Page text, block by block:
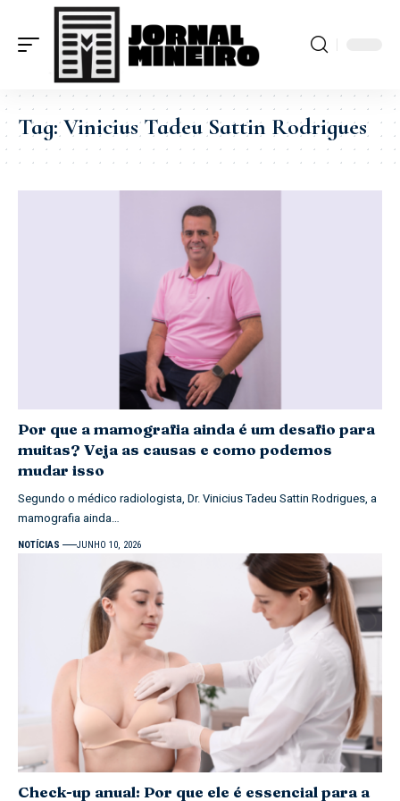
Tag:Vinicius Tadeu Sattin Rodrigues
Por que a mamografia ainda é um desafio para
muitas? Veja as causas e como podemos
mudar isso
Segundo o médico radiologista, Dr. Vinicius Tadeu Sattin Rodrigues, a
mamografia ainda…
NOTÍCIAS JUNHO 10, 2026
Check-up anual: Por que ele é essencial para a